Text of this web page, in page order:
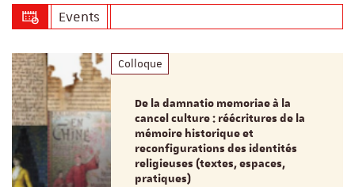
Events
Colloque
De la damnatio memoriae à la
cancel culture : réécritures de la
mémoire historique et
reconfigurations des identités
religieuses (textes, espaces,
pratiques)